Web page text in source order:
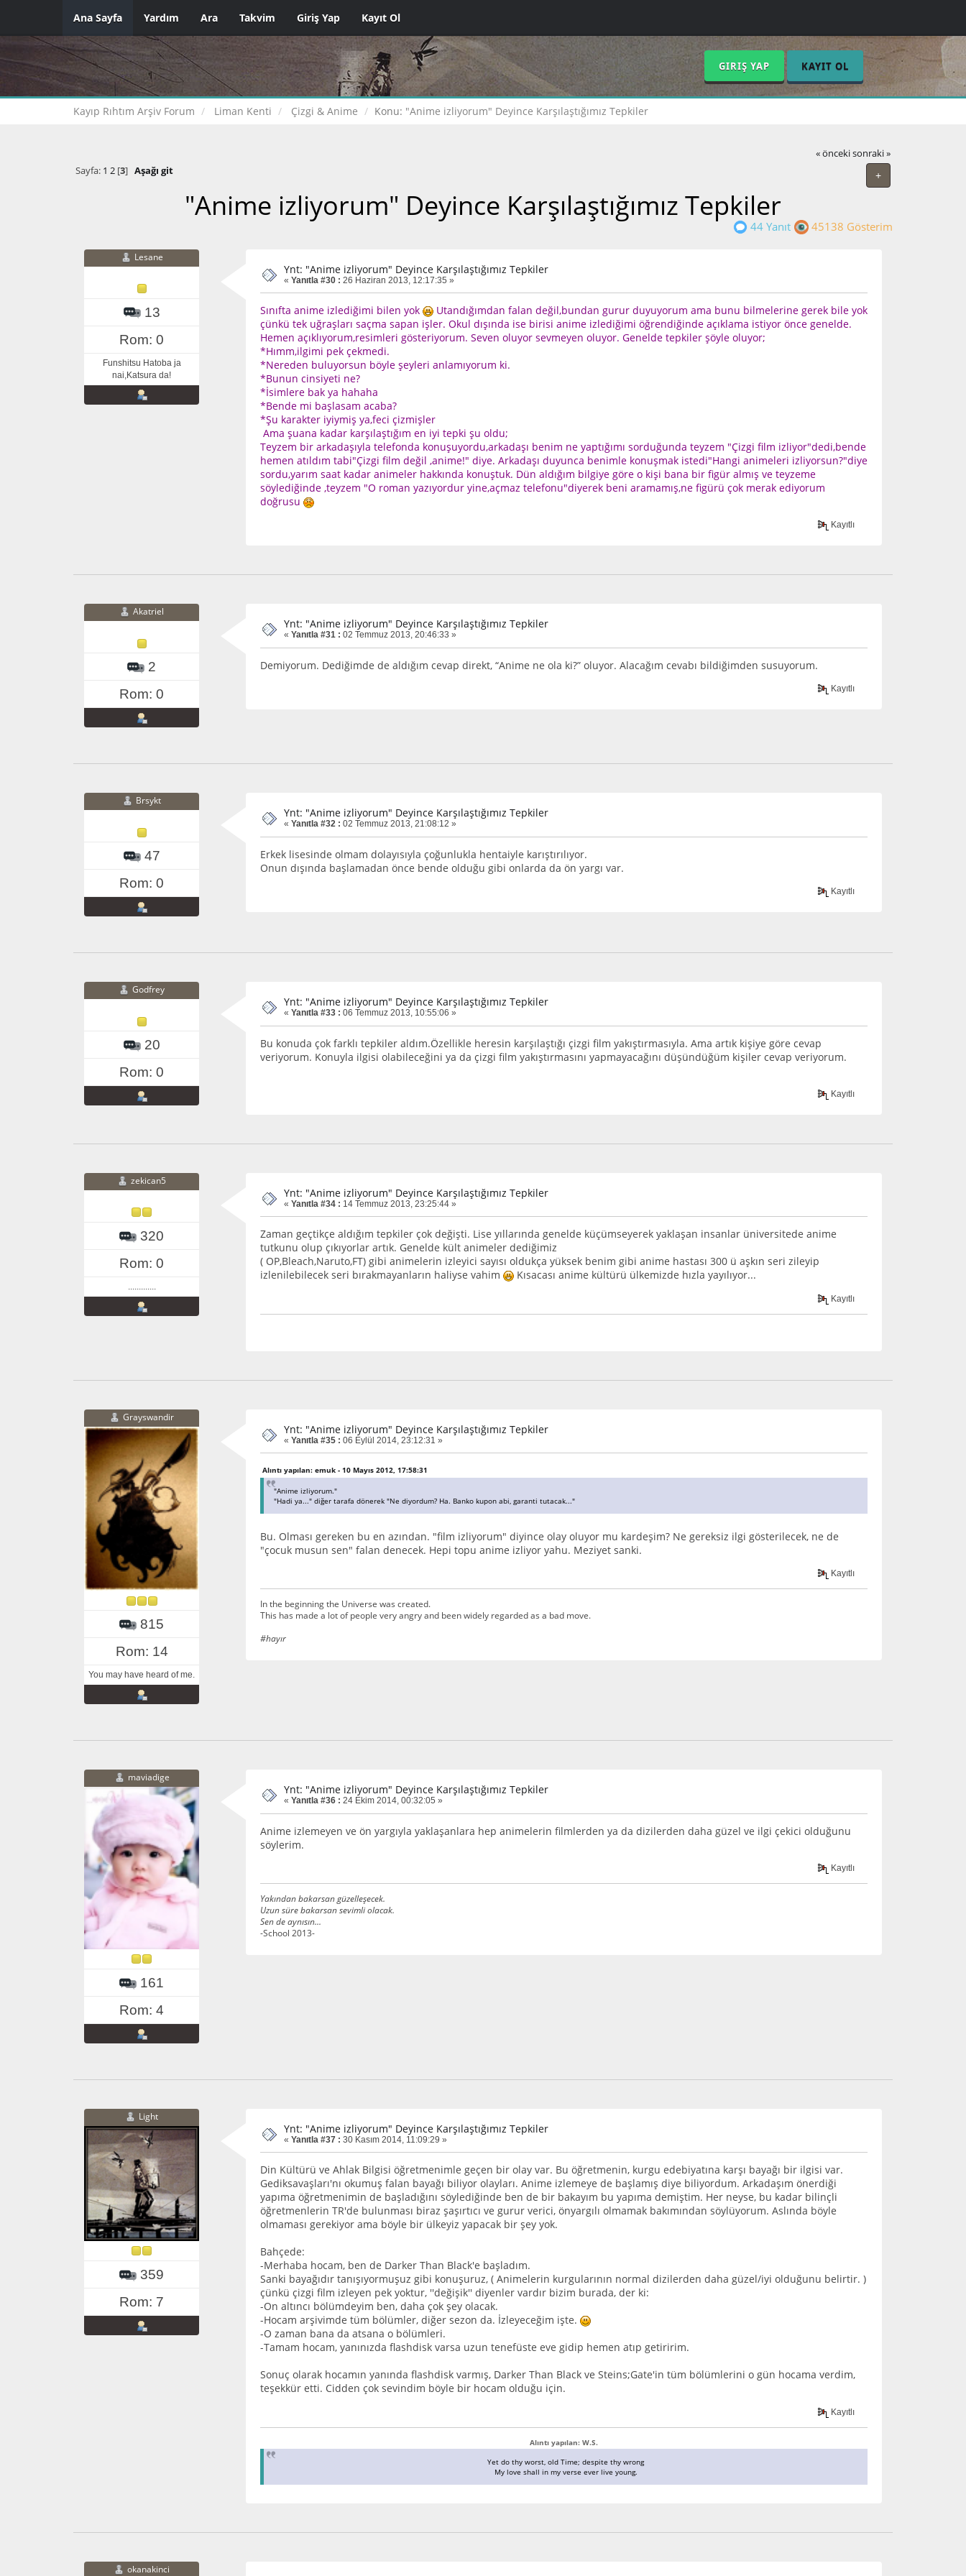
Ana Sayfa Yardım Ara Takvim Giriş Yap Kayıt Ol
GIRIŞ YAP KAYIT OL
Kayıp Rıhtım Arşiv Forum Liman Kenti Çizgi & Anime Konu: "Anime izliyorum" Deyince Karşılaştığımız Tepkiler
« önceki sonraki »
+
Sayfa: 1 2[3] Aşağı git
"Anime izliyorum" Deyince Karşılaştığımız Tepkiler
44 Yanıt 45138 Gösterim
Lesane
13
Rom: 0
Funshitsu Hatoba ja
nai,Katsura da!
Ynt: "Anime izliyorum" Deyince Karşılaştığımız Tepkiler
« Yanıtla #30 : 26 Haziran 2013, 12:17:35 »
Sınıfta anime izlediğimi bilen yok
Utandığımdan falan değil,bundan gurur duyuyorum ama bunu bilmelerine gerek bile yok
çünkü tek uğraşları saçma sapan işler. Okul dışında ise birisi anime izlediğimi öğrendiğinde açıklama istiyor önce genelde.
Hemen açıklıyorum,resimleri gösteriyorum. Seven oluyor sevmeyen oluyor. Genelde tepkiler şöyle oluyor;
*Hımm,ilgimi pek çekmedi.
*Nereden buluyorsun böyle şeyleri anlamıyorum ki.
*Bunun cinsiyeti ne?
*İsimlere bak ya hahaha
*Bende mi başlasam acaba?
*Şu karakter iyiymiş ya,feci çizmişler
Ama şuana kadar karşılaştığım en iyi tepki şu oldu;
Teyzem bir arkadaşıyla telefonda konuşuyordu,arkadaşı benim ne yaptığımı sorduğunda teyzem "Çizgi film izliyor"dedi,bende
hemen atıldım tabi"Çizgi film değil ,anime!" diye. Arkadaşı duyunca benimle konuşmak istedi"Hangi animeleri izliyorsun?"diye
sordu,yarım saat kadar animeler hakkında konuştuk. Dün aldığım bilgiye göre o kişi bana bir figür almış ve teyzeme
söylediğinde ,teyzem "O roman yazıyordur yine,açmaz telefonu"diyerek beni aramamış,ne figürü çok merak ediyorum
doğrusu
Kayıtlı
Akatriel
2
Rom: 0
Ynt: "Anime izliyorum" Deyince Karşılaştığımız Tepkiler
« Yanıtla #31 : 02 Temmuz 2013, 20:46:33 »
Demiyorum. Dediğimde de aldığım cevap direkt, “Anime ne ola ki?” oluyor. Alacağım cevabı bildiğimden susuyorum.
Kayıtlı
Brsykt
47
Rom: 0
Ynt: "Anime izliyorum" Deyince Karşılaştığımız Tepkiler
« Yanıtla #32 : 02 Temmuz 2013, 21:08:12 »
Erkek lisesinde olmam dolayısıyla çoğunlukla hentaiyle karıştırılıyor.
Onun dışında başlamadan önce bende olduğu gibi onlarda da ön yargı var.
Kayıtlı
Godfrey
20
Rom: 0
Ynt: "Anime izliyorum" Deyince Karşılaştığımız Tepkiler
« Yanıtla #33 : 06 Temmuz 2013, 10:55:06 »
Bu konuda çok farklı tepkiler aldım.Özellikle heresin karşılaştığı çizgi film yakıştırmasıyla. Ama artık kişiye göre cevap
veriyorum. Konuyla ilgisi olabileceğini ya da çizgi film yakıştırmasını yapmayacağını düşündüğüm kişiler cevap veriyorum.
Kayıtlı
zekican5
320
Rom: 0
.............
Ynt: "Anime izliyorum" Deyince Karşılaştığımız Tepkiler
« Yanıtla #34 : 14 Temmuz 2013, 23:25:44 »
Zaman geçtikçe aldığım tepkiler çok değişti. Lise yıllarında genelde küçümseyerek yaklaşan insanlar üniversitede anime
tutkunu olup çıkıyorlar artık. Genelde kült animeler dediğimiz
( OP,Bleach,Naruto,FT) gibi animelerin izleyici sayısı oldukça yüksek benim gibi anime hastası 300 ü aşkın seri zileyip
izlenilebilecek seri bırakmayanların haliyse vahim
Kısacası anime kültürü ülkemizde hızla yayılıyor...
Kayıtlı
Grayswandir
815
Rom: 14
You may have heard of me.
Ynt: "Anime izliyorum" Deyince Karşılaştığımız Tepkiler
« Yanıtla #35 : 06 Eylül 2014, 23:12:31 »
Alıntı yapılan: emuk - 10 Mayıs 2012, 17:58:31
"Anime izliyorum."
"Hadi ya..." diğer tarafa dönerek "Ne diyordum? Ha. Banko kupon abi, garanti tutacak..."
Bu. Olması gereken bu en azından. "film izliyorum" diyince olay oluyor mu kardeşim? Ne gereksiz ilgi gösterilecek, ne de
"çocuk musun sen" falan denecek. Hepi topu anime izliyor yahu. Meziyet sanki.
Kayıtlı
In the beginning the Universe was created.
This has made a lot of people very angry and been widely regarded as a bad move.
#hayır
maviadige
161
Rom: 4
Ynt: "Anime izliyorum" Deyince Karşılaştığımız Tepkiler
« Yanıtla #36 : 24 Ekim 2014, 00:32:05 »
Anime izlemeyen ve ön yargıyla yaklaşanlara hep animelerin filmlerden ya da dizilerden daha güzel ve ilgi çekici olduğunu
söylerim.
Kayıtlı
Yakından bakarsan güzelleşecek.
Uzun süre bakarsan sevimli olacak.
Sen de aynısın...
-School 2013-
Light
359
Rom: 7
Ynt: "Anime izliyorum" Deyince Karşılaştığımız Tepkiler
« Yanıtla #37 : 30 Kasım 2014, 11:09:29 »
Din Kültürü ve Ahlak Bilgisi öğretmenimle geçen bir olay var. Bu öğretmenin, kurgu edebiyatına karşı bayağı bir ilgisi var.
Gediksavaşları'nı okumuş falan bayağı biliyor olayları. Anime izlemeye de başlamış diye biliyordum. Arkadaşım önerdiği
yapıma öğretmenimin de başladığını söylediğinde ben de bir bakayım bu yapıma demiştim. Her neyse, bu kadar bilinçli
öğretmenlerin TR'de bulunması biraz şaşırtıcı ve gurur verici, önyargılı olmamak bakımından söylüyorum. Aslında böyle
olmaması gerekiyor ama böyle bir ülkeyiz yapacak bir şey yok.
Bahçede:
-Merhaba hocam, ben de Darker Than Black'e başladım.
Sanki bayağıdır tanışıyormuşuz gibi konuşuruz, ( Animelerin kurgularının normal dizilerden daha güzel/iyi olduğunu belirtir. )
çünkü çizgi film izleyen pek yoktur, ''değişik'' diyenler vardır bizim burada, der ki:
-On altıncı bölümdeyim ben, daha çok şey olacak.
-Hocam arşivimde tüm bölümler, diğer sezon da. İzleyeceğim işte.
-O zaman bana da atsana o bölümleri.
-Tamam hocam, yanınızda flashdisk varsa uzun tenefüste eve gidip hemen atıp getiririm.
Sonuç olarak hocamın yanında flashdisk varmış, Darker Than Black ve Steins;Gate'in tüm bölümlerini o gün hocama verdim,
teşekkür etti. Cidden çok sevindim böyle bir hocam olduğu için.
Kayıtlı
Alıntı yapılan: W.S.
Yet do thy worst, old Time; despite thy wrong
My love shall in my verse ever live young.
okanakinci